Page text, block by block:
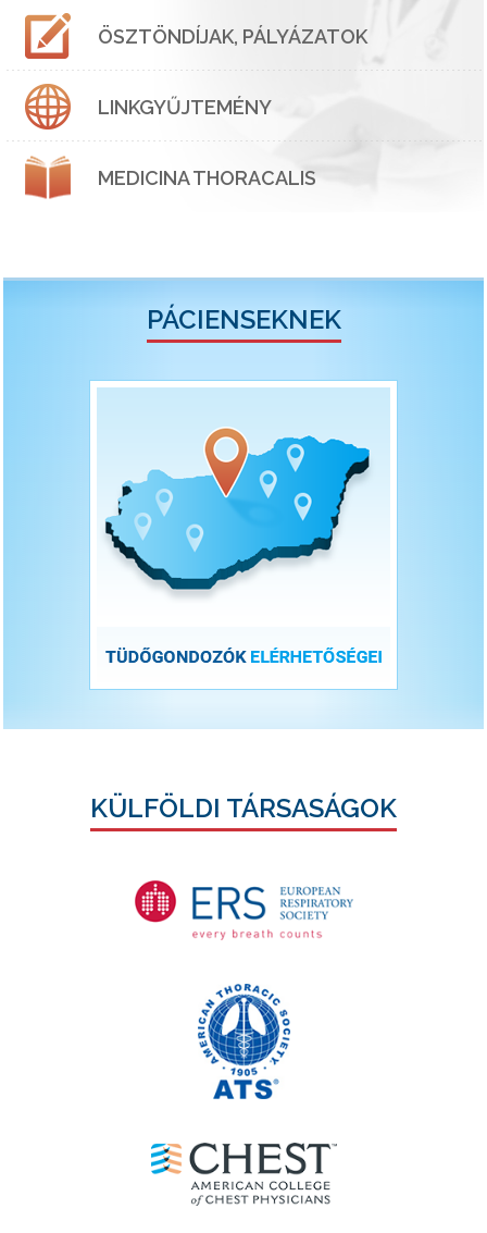
ÖSZTÖNDÍJAK, PÁLYÁZATOK
LINKGYŰJTEMÉNY
MEDICINA THORACALIS
PÁCIENSEKNEK
KÜLFÖLDI TÁRSASÁGOK